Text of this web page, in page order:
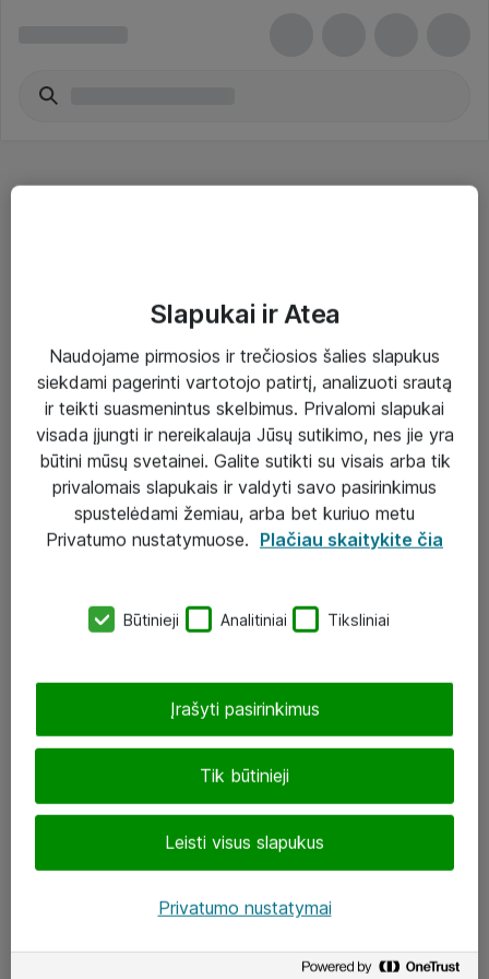
Sprendimai ir paslaugos
Paslaugos
Sprendimai
Įgyvendinti projektai
Atea ekspertų patarimai verslui
UAB „ATEA“
J. Rutkausko g. 6, Vilnius
Atea kontaktai
Aplankykite mus
Slapukai ir Atea
Naudojame pirmosios ir trečiosios šalies slapukus
siekdami pagerinti vartotojo patirtį, analizuoti srautą
ir teikti suasmenintus skelbimus. Privalomi slapukai
visada įjungti ir nereikalauja Jūsų sutikimo, nes jie yra
būtini mūsų svetainei. Galite sutikti su visais arba tik
privalomais slapukais ir valdyti savo pasirinkimus
spustelėdami žemiau, arba bet kuriuo metu
Privatumo nustatymuose. Plačiau skaitykite čia
Būtinieji Analitiniai Tiksliniai
Tik būtinieji
Leisti visus slapukus
Įrašyti pasirinkimus
Privatumo nustatymai